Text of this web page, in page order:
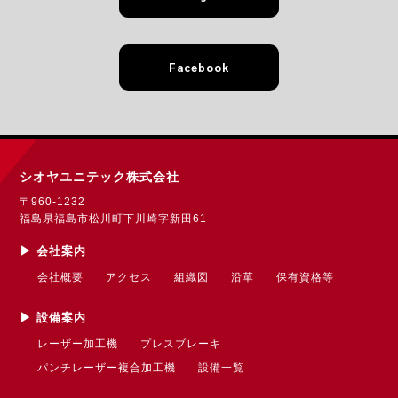
Facebook
シオヤユニテック株式会社
〒960-1232
福島県福島市松川町下川崎字新田61
▶︎ 会社案内
会社概要 アクセス 組織図 沿革 保有資格等
▶︎ 設備案内
レーザー加工機
プレスブレーキ
パンチレーザー複合加工機
設備一覧